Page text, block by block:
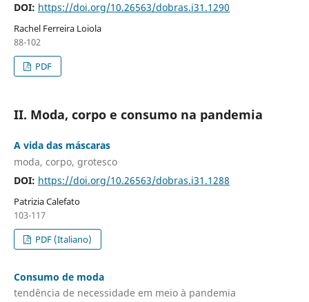
DOI: https://doi.org/10.26563/dobras.i31.1290
Rachel Ferreira Loiola
88-102
PDF
II. Moda, corpo e consumo na pandemia
A vida das máscaras
moda, corpo, grotesco
DOI: https://doi.org/10.26563/dobras.i31.1288
Patrizia Calefato
103-117
PDF (Italiano)
Consumo de moda
tendência de necessidade em meio à pandemia